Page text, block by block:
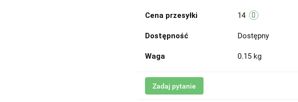
Cena przesyłki 14
Dostępność Dostępny
Waga 0.15 kg
Zadaj pytanie